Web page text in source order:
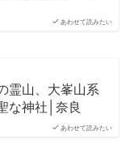
あわせて読みたい
あわせて読みたい
霊山、大峯山系
な神社│奈良